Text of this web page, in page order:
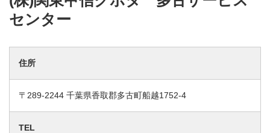
センター
住所
〒289-2244 千葉県香取郡多古町船越1752-4
TEL